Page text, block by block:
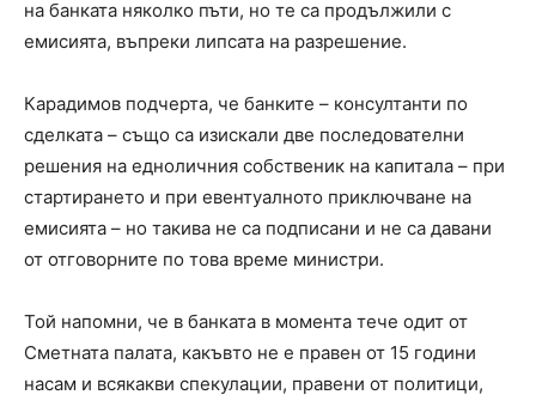
на банката няколко пъти, но те са продължили с
емисията, въпреки липсата на разрешение.
Карадимов подчерта, че банките – консултанти по
сделката – също са изискали две последователни
решения на едноличния собственик на капитала – при
стартирането и при евентуалното приключване на
емисията – но такива не са подписани и не са давани
от отговорните по това време министри.
Той напомни, че в банката в момента тече одит от
Сметната палата, какъвто не е правен от 15 години
насам и всякакви спекулации, правени от политици,